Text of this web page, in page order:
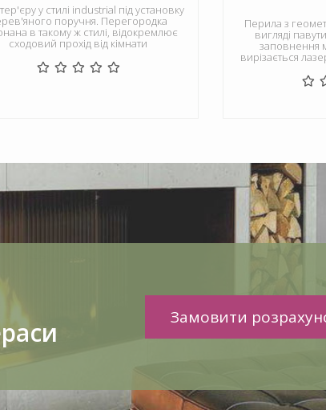
у стилі industrial під установку
поручня. Перегородка
в такому ж стилі, відокремлює
сходовий прохід від кімнати
Перила з
вигляді
заповнення
вирізається
Замовити